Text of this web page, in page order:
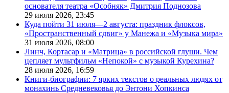
основателя театра «Особняк» Дмитрия Поднозова
29 июля 2026, 23:45
Куда пойти 31 июля—2 августа: праздник флоксов,
«Пространственный сдвиг» у Манежа и «Музыка мира»
31 июля 2026, 08:00
Линч, Кортасар и «Матрица» в российской глуши. Чем
цепляет мультфильм «Непокой» с музыкой Курехина?
28 июля 2026, 16:59
Книги-биографии: 7 ярких текстов о реальных людях от
монахинь Средневековья до Энтони Хопкинса